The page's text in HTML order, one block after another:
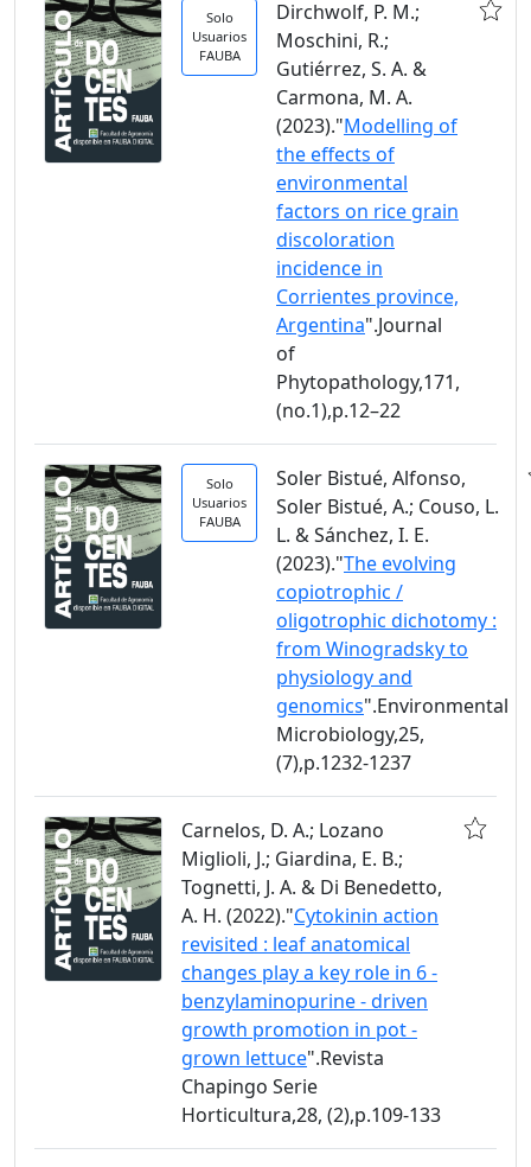
Solo
Usuarios
FAUBA
Dirchwolf, P. M.;
Moschini, R.;
Gutiérrez, S. A. &
Carmona, M. A.
(2023)."Modelling of
the effects of
environmental
factors on rice grain
discoloration
incidence in
Corrientes province,
Argentina".Journal
of
Phytopathology,171,
(no.1),p.12–22
Solo
Usuarios
FAUBA
Soler Bistué, Alfonso,
Soler Bistué, A.; Couso, L.
L. & Sánchez, I. E.
(2023)."The evolving
copiotrophic /
oligotrophic dichotomy :
from Winogradsky to
physiology and
genomics".Environmental
Microbiology,25,
(7),p.1232-1237
Carnelos, D. A.; Lozano
Miglioli, J.; Giardina, E. B.;
Tognetti, J. A. & Di Benedetto,
A. H. (2022)."Cytokinin action
revisited : leaf anatomical
changes play a key role in 6 -
benzylaminopurine - driven
growth promotion in pot -
grown lettuce".Revista
Chapingo Serie
Horticultura,28, (2),p.109-133